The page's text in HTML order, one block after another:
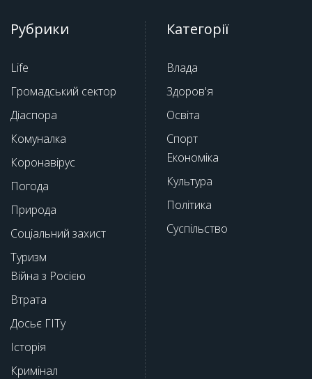
Рубрики
Life
Громадський сектор
Діаспора
Комуналка
Коронавірус
Погода
Природа
Соціальний захист
Туризм
Війна з Росією
Втрата
Досьє ГІТу
Історія
Кримінал
Категорії
Влада
Здоров'я
Освіта
Спорт
Економіка
Культура
Політика
Суспільство